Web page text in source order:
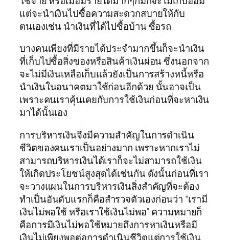
แต่จะนำเงินไปซื้อความสะดวกสบายให้กับ
ตนเองเช่น นำเงินที่ได้ไปซื้อบ้าน ซื้อรถ
บางคนเพียงที่มีรายได้ประจำมากขึ้นก็จะนำเงิน
ที่เก็บไปซื้อสิ่งของหรือสินค้าเงินผ่อน ซึ่งนอกจาก
จะไม่มีเงินเหลือเก็บแล้วยังเป็นการสร้างหนี้หรือ
นำเงินในอนาคตมาใช้ก่อนอีกด้วย นั้นอาจเป็น
เพราะคนเราคุ้นเคยกับการใช้เงินก่อนที่จะหาเงิน
มาได้นั้นเอง
การบริหารเงินจึงมีความสำคัญในการดำเนิน
ชีวิตของคนเราเป็นอย่างมาก เพราะหากเราไม่
สามารถบริหารเงินได้เราก็จะไม่สามารถใช้เงิน
ให้เกิดประโยชน์สูงสุดได้เช่นกัน ดังนั้นก่อนที่เรา
จะวางแผนในการบริหารเงินสิ่งสำคัญที่จะต้อง
ทำเป็นอันดับแรกก็คือสำรวจตัวเองก่อนว่า “เรามี
เงินไม่พอใช้ หรือเราใช้เงินไม่พอ” ความหมายก็
คือการมีเงินไม่พอใช้หมายถึงการหาเงินหรือมี